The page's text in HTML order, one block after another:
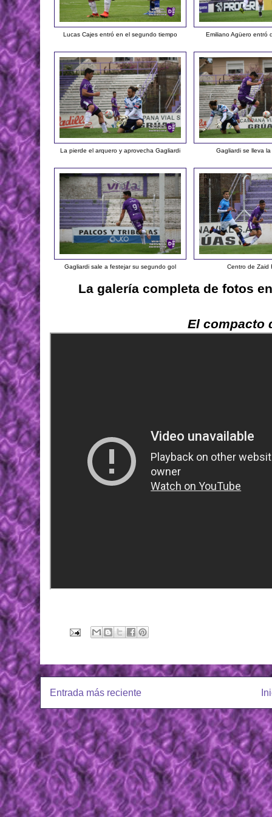
Lucas Cajes entró en el segundo tiempo Emiliano Agüero entró
La pierde el arquero y aprovecha Gagliardi Gagliardi se lleva
Gagliardi sale a festejar su segundo gol Centro de Zaid
La galería completa de fotos
El compacto
Entrada más reciente